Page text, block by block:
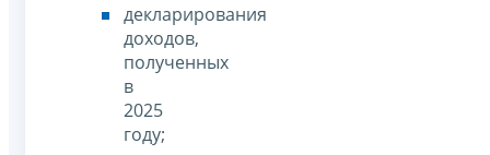
декларирования
доходов,
полученных
в
2025
году;